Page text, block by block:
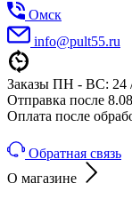
Омск
info@pult55.ru
Заказы ПН - ВС: 24
Отправка после
Оплата после
Обратная связь
О магазине